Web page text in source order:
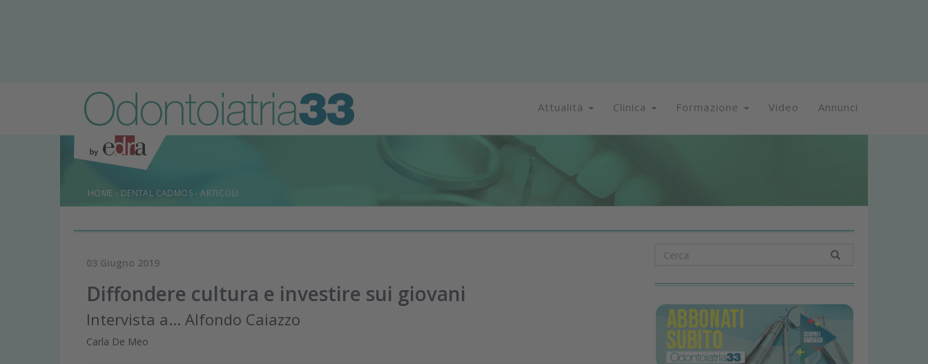
Attualità Clinica Formazione Video Annunci
HOME - DENTAL CADMOS-ARTICOLI
03 Giugno 2019
Diffondere cultura e investire sui giovani
Intervista a... Alfondo Caiazzo
Carla De Meo